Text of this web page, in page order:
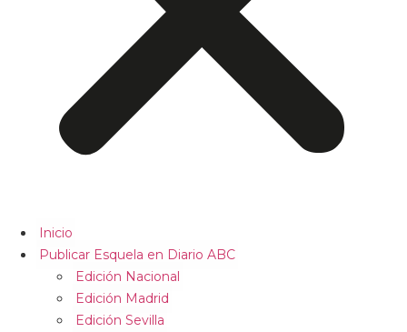
Inicio
Publicar Esquela en Diario ABC
Edición Nacional
Edición Madrid
Edición Sevilla